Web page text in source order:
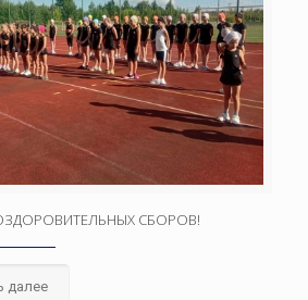
СБОРОВ!
далее